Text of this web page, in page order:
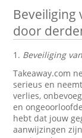
Beveiliging
door
1. Beveiliging
Takeaway.com
serieus en
verlies,
en
hebt dat jouw
aanwijzingen